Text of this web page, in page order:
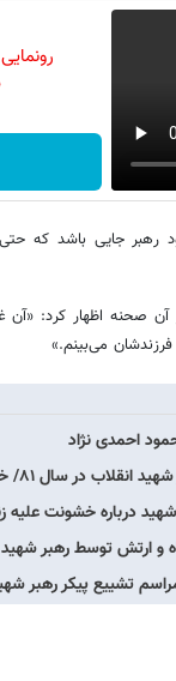
رهبر جایی باشد که
آن صحنه اظهار کرد:
می‌بینم.»
احمدی نژاد
۸۱/ خاتمی در کنار شیخ‌ حمد…
درباره خشونت علیه
و ارتش توسط رهبر
تشییع پیکر رهبر